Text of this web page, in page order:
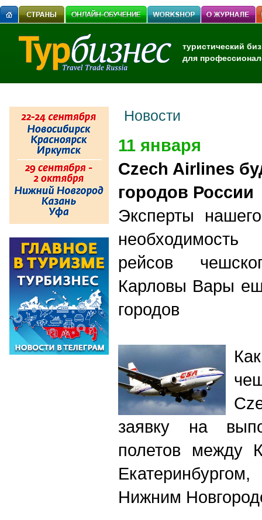
туристический
для
Новости
11 января
Czech Airlines
городов России
Эксперты
рейсов
Карловы Вары
городов
заявку на
полетов между
Нижним